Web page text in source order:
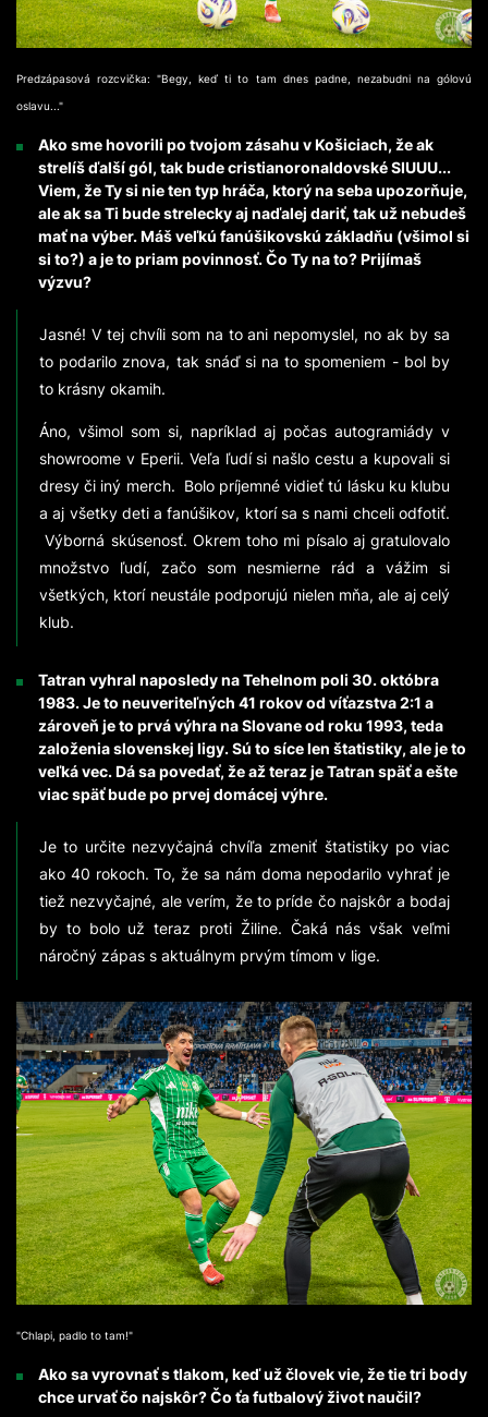
Predzápasová rozcvička: "Begy, keď ti to tam dnes padne, nezabudni na gólovú
oslavu..."
Ako sme hovorili po tvojom zásahu v Košiciach, že ak
strelíš ďalší gól, tak bude cristianoronaldovské SIUUU...
Viem, že Ty si nie ten typ hráča, ktorý na seba upozorňuje,
ale ak sa Ti bude strelecky aj naďalej dariť, tak už nebudeš
mať na výber. Máš veľkú fanúšikovskú základňu (všimol si
si to?) a je to priam povinnosť. Čo Ty na to? Prijímaš
výzvu?
Jasné! V tej chvíli som na to ani nepomyslel, no ak by sa
to podarilo znova, tak snáď si na to spomeniem - bol by
to krásny okamih.
Áno, všimol som si, napríklad aj počas autogramiády v
showroome v Eperii. Veľa ľudí si našlo cestu a kupovali si
dresy či iný merch. Bolo príjemné vidieť tú lásku ku klubu
a aj všetky deti a fanúšikov, ktorí sa s nami chceli odfotiť.
Výborná skúsenosť. Okrem toho mi písalo aj gratulovalo
množstvo ľudí, začo som nesmierne rád a vážim si
všetkých, ktorí neustále podporujú nielen mňa, ale aj celý
klub.
Tatran vyhral naposledy na Tehelnom poli 30. októbra
1983. Je to neuveriteľných 41 rokov od víťazstva 2:1 a
zároveň je to prvá výhra na Slovane od roku 1993, teda
založenia slovenskej ligy. Sú to síce len štatistiky, ale je to
veľká vec. Dá sa povedať, že až teraz je Tatran späť a ešte
viac späť bude po prvej domácej výhre.
Je to určite nezvyčajná chvíľa zmeniť štatistiky po viac
ako 40 rokoch. To, že sa nám doma nepodarilo vyhrať je
tiež nezvyčajné, ale verím, že to príde čo najskôr a bodaj
by to bolo už teraz proti Žiline. Čaká nás však veľmi
náročný zápas s aktuálnym prvým tímom v lige.
"Chlapi, padlo to tam!"
Ako sa vyrovnať s tlakom, keď už človek vie, že tie tri body
chce urvať čo najskôr? Čo ťa futbalový život naučil?